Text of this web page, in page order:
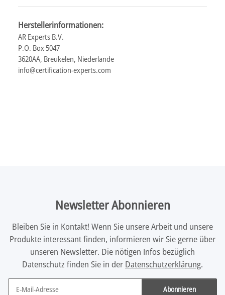
Herstellerinformationen:
AR Experts B.V.
P.O. Box 5047
3620AA, Breukelen, Niederlande
info@certification-experts.com
Newsletter Abonnieren
Bleiben Sie in Kontakt! Wenn Sie unsere Arbeit und unsere
Produkte interessant finden, informieren wir Sie gerne über
unseren Newsletter. Die nötigen Infos bezüglich
Datenschutz finden Sie in der Datenschutzerklärung.
Abonnieren